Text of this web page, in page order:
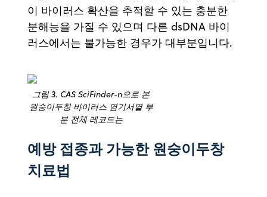
이 바이러스 확산을 추적할 수 있는 충분한
분해능을 가질 수 있으며 다른 dsDNA 바이
러스에서는 불가능한 경우가 대부분입니다.
그림 3. CAS SciFinder-n으로 본
원숭이두창 바이러스 염기서열 부
분 전체 레코드는
예방 접종과 가능한 원숭이두창
치료법